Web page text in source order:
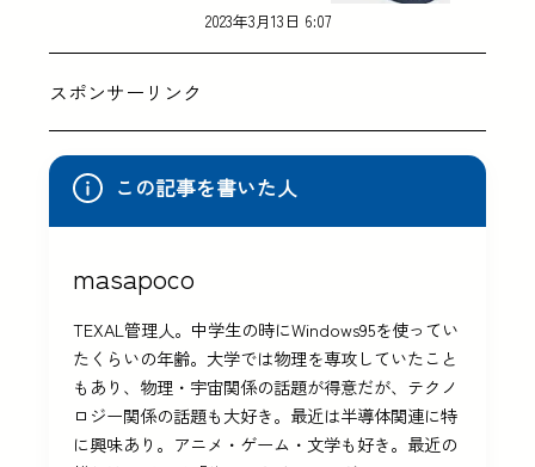
2023年3月13日 6:07
スポンサーリンク
この記事を書いた人
masapoco
TEXAL管理人。中学生の時にWindows95を使ってい
たくらいの年齢。大学では物理を専攻していたこと
もあり、物理・宇宙関係の話題が得意だが、テクノ
ロジー関係の話題も大好き。最近は半導体関連に特
に興味あり。アニメ・ゲーム・文学も好き。最近の